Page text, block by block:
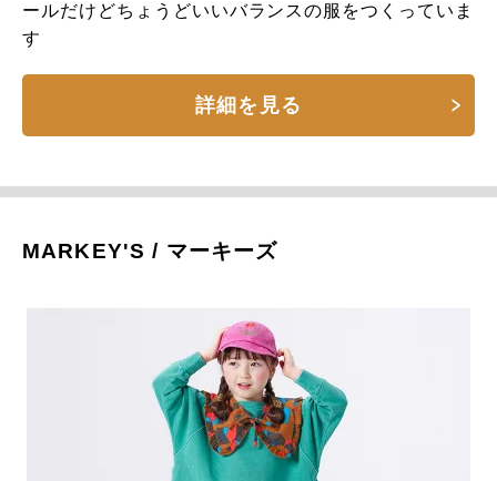
ールだけどちょうどいいバランスの服をつくっていま
す
詳細を見る
MARKEY'S / マーキーズ